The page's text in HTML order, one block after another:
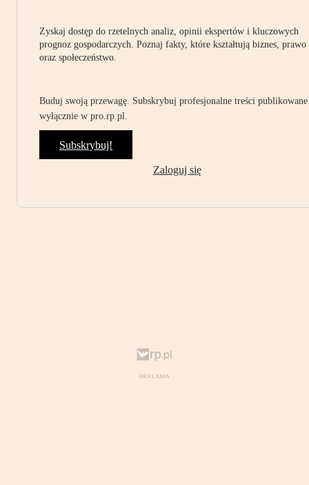
Zyskaj dostęp do rzetelnych analiz, opinii ekspertów i kluczowych
prognoz gospodarczych. Poznaj fakty, które kształtują biznes, prawo
oraz społeczeństwo.
Buduj swoją przewagę. Subskrybuj profesjonalne treści publikowane
wyłącznie w pro.rp.pl.
Subskrybuj!
Zaloguj się